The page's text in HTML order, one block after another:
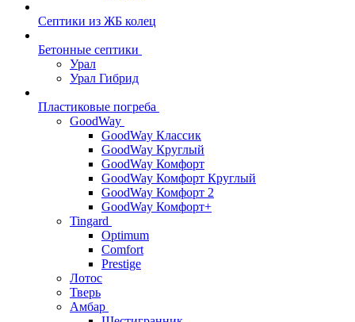
Септики из ЖБ колец
Бетонные септики
Урал
Урал Гибрид
Пластиковые погреба
GoodWay
GoodWay Классик
GoodWay Круглый
GoodWay Комфорт
GoodWay Комфорт Круглый
GoodWay Комфорт 2
GoodWay Комфорт+
Tingard
Optimum
Comfort
Prestige
Лотос
Тверь
Амбар